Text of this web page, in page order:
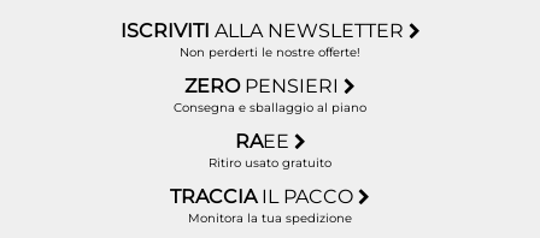
ISCRIVITI ALLA NEWSLETTER
Non perderti le nostre offerte!
ZERO PENSIERI
Consegna e sballaggio al piano
RAEE
Ritiro usato gratuito
TRACCIA IL PACCO
Monitora la tua spedizione